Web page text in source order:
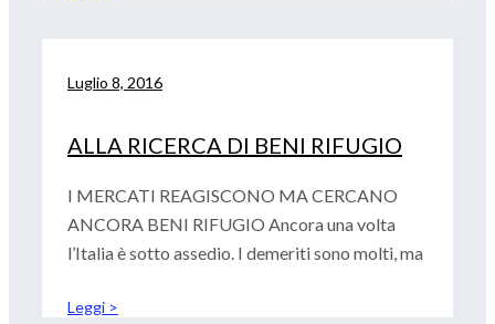
Luglio 8, 2016
ALLA RICERCA DI BENI RIFUGIO
I MERCATI REAGISCONO MA CERCANO
ANCORA BENI RIFUGIO Ancora una volta
l’Italia è sotto assedio. I demeriti sono molti, ma
Leggi >